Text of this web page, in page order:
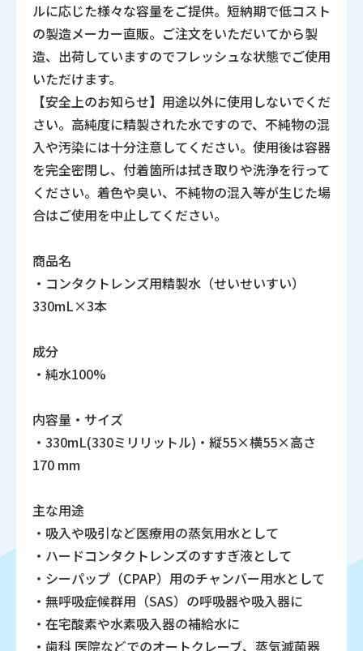
ルに応じた様々な容量をご提供。短納期で低コスト
の製造メーカー直販。ご注文をいただいてから製
造、出荷していますのでフレッシュな状態でご使用
いただけます。
【安全上のお知らせ】用途以外に使用しないでくだ
さい。高純度に精製された水ですので、不純物の混
入や汚染には十分注意してください。使用後は容器
を完全密閉し、付着箇所は拭き取りや洗浄を行って
ください。着色や臭い、不純物の混入等が生じた場
合はご使用を中止してください。
商品名
・コンタクトレンズ用精製水（せいせいすい）
330mL×3本
成分
・純水100%
内容量・サイズ
・330mL(330ミリリットル)・縦55×横55×高さ
170 mm
主な用途
・吸入や吸引など医療用の蒸気用水として
・ハードコンタクトレンズのすすぎ液として
・シーパップ（CPAP）用のチャンバー用水として
・無呼吸症候群用（SAS）の呼吸器や吸入器に
・在宅酸素や水素吸入器の補給水に
・歯科 医院などでのオートクレーブ、蒸気滅菌器